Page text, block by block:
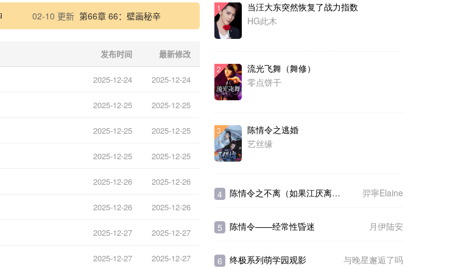
02-10 更新 第66章 66：壁画秘辛
发布时间 最新修改
2025-12-24 2025-12-24
2025-12-25 2025-12-25
2025-12-25 2025-12-25
2025-12-25 2025-12-25
2025-12-26 2025-12-26
2025-12-26 2025-12-26
2025-12-27 2025-12-27
2025-12-27 2025-12-27
1
当汪大东突然恢复了战力指数
HG此木
2
流光飞舞（舞修）
零点饼干
3
陈情令之逃婚
艺丝缘
4 陈情令之不离（如果江厌离生了龙凤胎） 羿寧Elaine
5 陈情令——经常性昏迷 月伊陆安
6 终极系列萌学园观影 与晚星邂逅了吗